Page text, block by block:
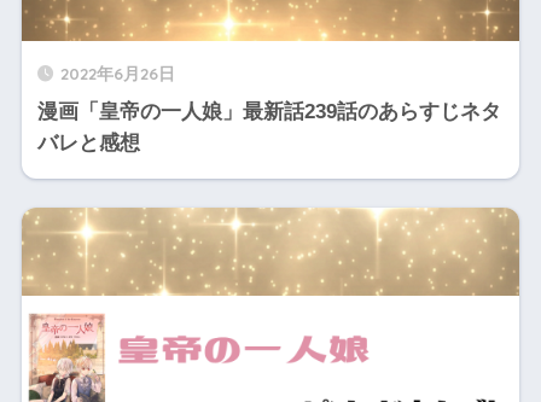
2022年6月26日
漫画「皇帝の一人娘」最新話239話のあらすじネタ
バレと感想